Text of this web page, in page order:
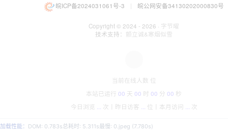
皖ICP备2024031061号-3 | 皖公网安备34130202000830号
Copyright © 2024 - 2026 · 字节曜
技术支持： 颤立诚&寒烟似雪
当前在线人数 位
本站已运行 00 天 00 时 00 分 00 秒
今日浏览
次丨 昨日访客 位丨 本月访问 次
加载性能： DOM: 0.783s总耗时: 5.311s最慢: 0.jpeg (7.780s)